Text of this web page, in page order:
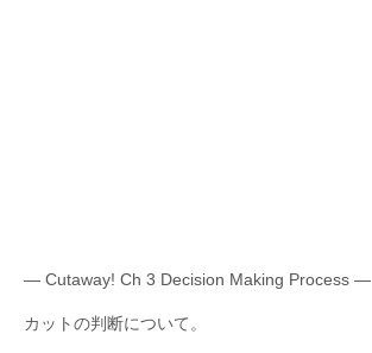
— Cutaway! Ch 3 Decision Making Process —
カットの判断について。